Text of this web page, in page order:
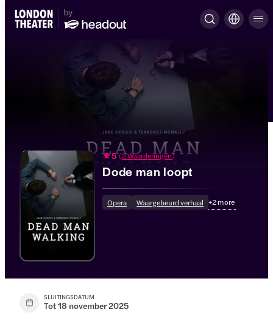
5 (2 Waarderingen)
Dode man loopt
Opera Waargebeurd verhaal +2more
SLUITINGSDATUM
Tot 18 november 2025